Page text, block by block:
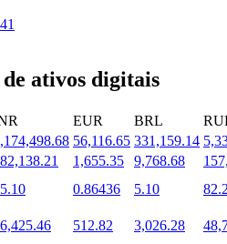
tokens populares.
ativos digitais
EUR BRL
56,116.65 331,159.14
1,655.35 9,768.68
0.86436 5.10
512.82 3,026.28